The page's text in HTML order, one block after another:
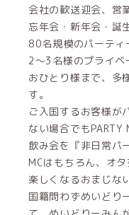
会社の歓送迎会、営
忘年会・新年会・誕
80名規模のパーティ
2～3名様のプライベ
おひとり様まで、多
す。
ご入国するお客様が
ない場合でもPARTY
飲み会を『非日常パ
MCはもちろん、オ
楽しくなるおまじな
国籍問わずめいどり